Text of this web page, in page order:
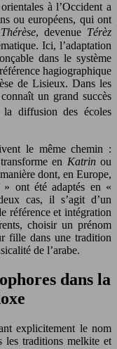
à l’Occident a
ou européens, qui ont
Thérèse, devenue Térèz
Ici, l’adaptation
dans le système
hagiographique
de Lisieux. Dans les
un grand succès
diffusion des écoles
le même chemin :
en Katrinou
dont, en Europe,
» ont été adaptés en «
cas, il s’agit d’un
référence et intégration
choisir un prénom
fille dans une tradition
de l’arabe.
dans la
explicitement le nom
les traditions melkite et